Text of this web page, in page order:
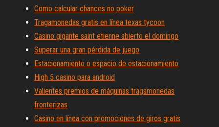
Como calcular chances no poker
Tragamonedas gratis en línea texas tycoon
Casino gigante saint etienne abierto el domingo
Superar una gran pérdida de juego
Estacionamiento o espacio de estacionamiento
High 5 casino para android
Valientes premios de máquinas tragamonedas
fronterizas
Casino en línea con promociones de giros gratis